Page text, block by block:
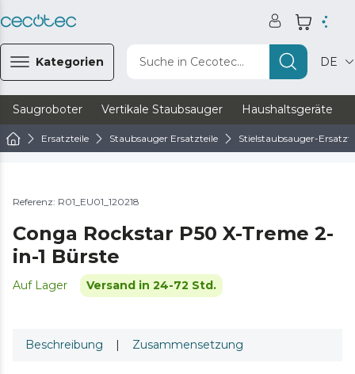
Kategorien Suche in Cecotec... DE
Saugroboter Vertikale Staubsauger Haushaltsgeräte
Ersatzteile Staubsauger Ersatzteile Stielstaubsauger-
Referenz: R01_EU01_120218
Conga Rockstar P50 X-Treme 2-
in-1 Bürste
Auf Lager Versand in 24-72 Std.
Beschreibung | Zusammensetzung